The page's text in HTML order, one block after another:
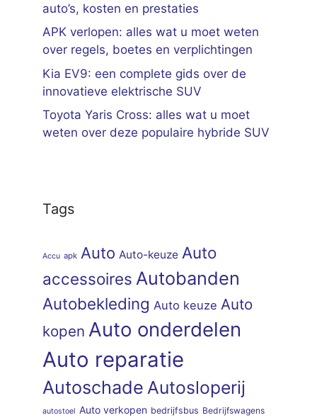
auto’s, kosten en prestaties
APK verlopen: alles wat u moet weten
over regels, boetes en verplichtingen
Kia EV9: een complete gids over de
innovatieve elektrische SUV
Toyota Yaris Cross: alles wat u moet
weten over deze populaire hybride SUV
Tags
Accu apk Auto Auto-keuze Auto
accessoires Autobanden
Autobekleding Auto keuze Auto
kopen Auto onderdelen
Auto reparatie
Autoschade Autosloperij
autostoel Auto verkopen bedrijfsbus Bedrijfswagens